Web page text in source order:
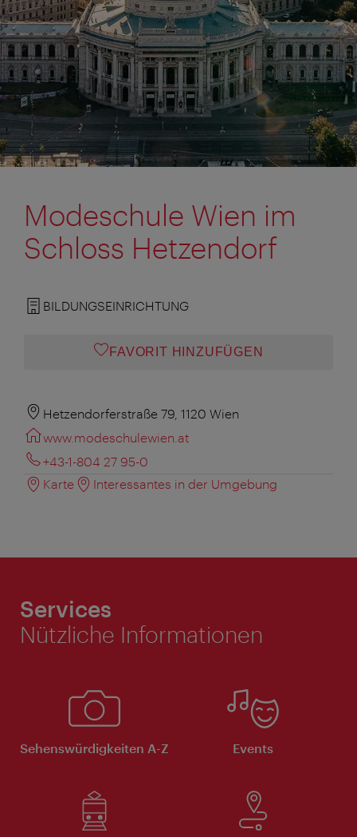
Modeschule Wien im
Schloss Hetzendorf
BILDUNGSEINRICHTUNG
FAVORIT HINZUFÜGEN
Hetzendorferstraße 79, 1120 Wien
www.modeschulewien.at
+43-1-804 27 95-0
Karte
Interessantes in der Umgebung
Services
Nützliche Informationen
Sehenswürdigkeiten A-Z Events